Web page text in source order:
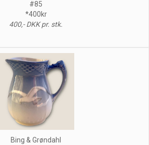
#85
*400kr
400,- DKK pr. stk.
Bing & Grøndahl